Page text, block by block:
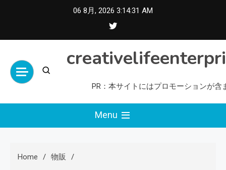
06 8月, 2026 3:14:32 AM
PR：本サイトにはプロモーションが含
Menu
Home 物販